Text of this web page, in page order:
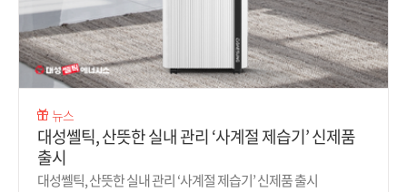
뉴스
대성쎌틱, 산뜻한 실내 관리 ‘사계절 제습기’ 신제품
출시
대성쎌틱, 산뜻한 실내 관리 ‘사계절 제습기’ 신제품 출시